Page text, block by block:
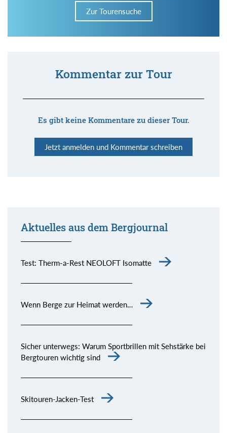
Zur Tourensuche
Kommentar zur Tour
Es gibt keine Kommentare zu dieser Tour.
Jetzt anmelden und Kommentar schreiben
Aktuelles aus dem Bergjournal
Test: Therm-a-Rest NEOLOFT Isomatte
Wenn Berge zur Heimat werden…
Sicher unterwegs: Warum Sportbrillen mit Sehstärke bei
Bergtouren wichtig sind
Skitouren-Jacken-Test